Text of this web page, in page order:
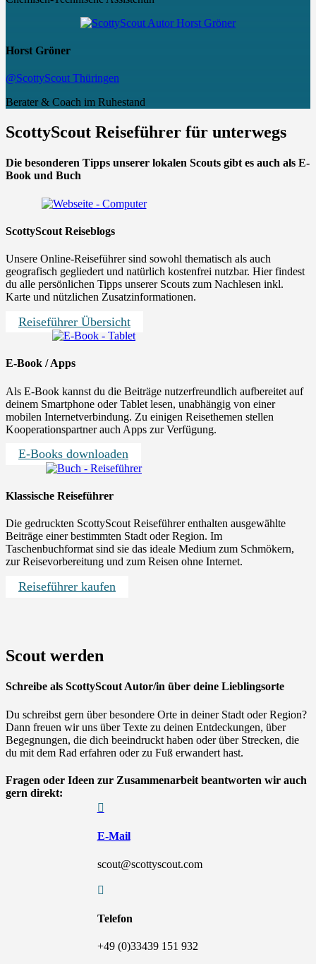
Horst Gröner
@ScottyScout Thüringen
Berater & Coach im Ruhestand
ScottyScout Reiseführer für unterwegs
Die besonderen Tipps unserer lokalen Scouts gibt es auch als E-
Book und Buch
ScottyScout Reiseblogs
Unsere Online-Reiseführer sind sowohl thematisch als auch
geografisch gegliedert und natürlich kostenfrei nutzbar. Hier findest
du alle persönlichen Tipps unserer Scouts zum Nachlesen inkl.
Karte und nützlichen Zusatzinformationen.
Reiseführer Übersicht
E-Book / Apps
Als E-Book kannst du die Beiträge nutzerfreundlich aufbereitet auf
deinem Smartphone oder Tablet lesen, unabhängig von einer
mobilen Internetverbindung. Zu einigen Reisethemen stellen
Kooperationspartner auch Apps zur Verfügung.
E-Books downloaden
Klassische Reiseführer
Die gedruckten ScottyScout Reiseführer enthalten ausgewählte
Beiträge einer bestimmten Stadt oder Region. Im
Taschenbuchformat sind sie das ideale Medium zum Schmökern,
zur Reisevorbereitung und zum Reisen ohne Internet.
Reiseführer kaufen
Scout werden
Schreibe als ScottyScout Autor/in über deine Lieblingsorte
Du schreibst gern über besondere Orte in deiner Stadt oder Region?
Dann freuen wir uns über Texte zu deinen Entdeckungen, über
Begegnungen, die dich beeindruckt haben oder über Strecken, die
du mit dem Rad erfahren oder zu Fuß erwandert hast.
Fragen oder Ideen zur Zusammenarbeit beantworten wir auch
gern direkt:

E-Mail
scout@scottyscout.com

Telefon
+49 (0)33439 151 932